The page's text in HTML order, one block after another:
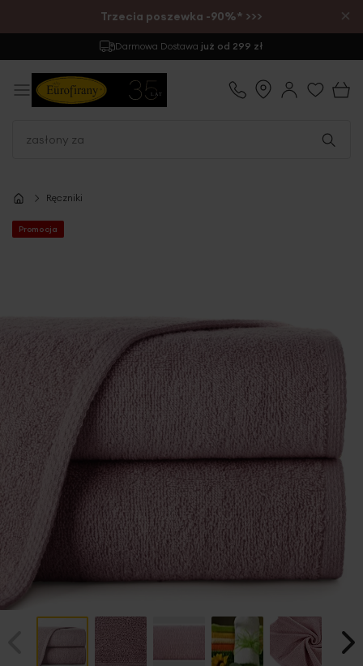
Trzecia poszewka -90%* >>> ×
Darmowa Dostawa już od 299 zł
Ręczniki
Promocja